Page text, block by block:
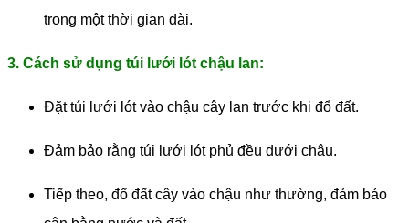
trong một thời gian dài.
3. Cách sử dụng túi lưới lót chậu lan:
Đặt túi lưới lót vào chậu cây lan trước khi đổ đất.
Đảm bảo rằng túi lưới lót phủ đều dưới chậu.
Tiếp theo, đổ đất cây vào chậu như thường, đảm bảo